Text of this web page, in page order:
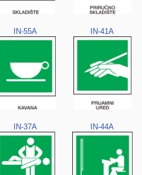
IN-55A IN-41A
IN-37A IN-44A